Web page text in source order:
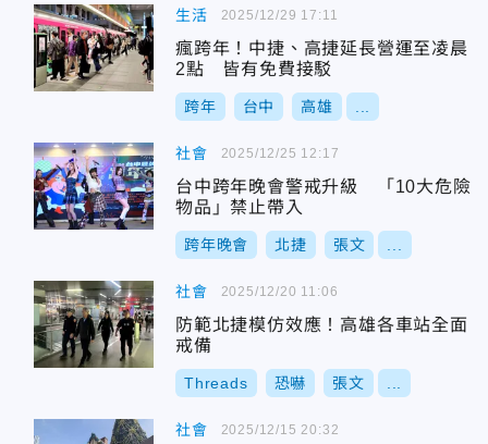
生活
瘋跨年！中捷、高捷延長營運至凌晨
2點 皆有免費接駁
跨年 台中 高雄
2025/12/29 17:11
社會
台中跨年晚會警戒升級 「10大危險
物品」禁止帶入
跨年晚會 北捷 張文
2025/12/25 12:17
社會
防範北捷模仿效應！高雄各車站全面
戒備
Threads 恐嚇 張文
2025/12/20 11:06
社會 2025/12/15 20:32